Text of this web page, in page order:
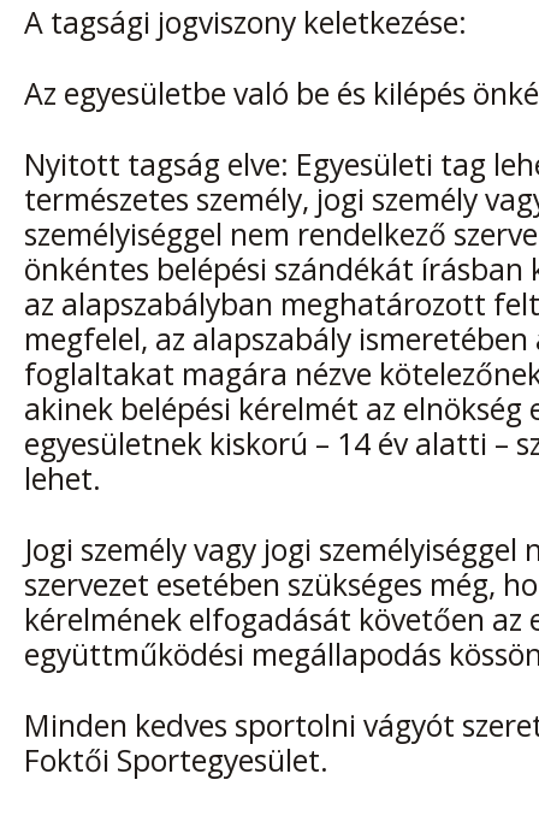
A tagsági jogviszony keletkezése:
Az egyesületbe való be és kilépés
Nyitott tagság elve: Egyesületi tag
természetes személy, jogi személy
személyiséggel nem rendelkező
önkéntes belépési szándékát
az alapszabályban meghatározott
megfelel, az alapszabály ismeretében
foglaltakat magára nézve
akinek belépési kérelmét az elnökség
egyesületnek kiskorú – 14 év alatti –
lehet.
Jogi személy vagy jogi személyiséggel
szervezet esetében szükséges még,
kérelmének elfogadását követően az
együttműködési megállapodás
Minden kedves sportolni vágyót
Foktői Sportegyesület.